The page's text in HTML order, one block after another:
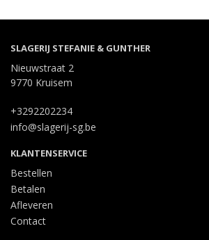
SLAGERIJ STEFANIE & GUNTHER
Nieuwstraat 2
9770 Kruisem
+3292202234
info@slagerij-sg.be
KLANTENSERVICE
Bestellen
Betalen
Afleveren
Contact